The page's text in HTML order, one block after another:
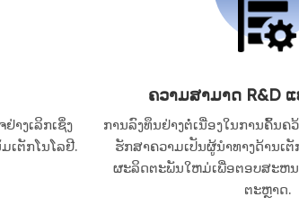
າງເລິກເຊິ່ງ
ເຕັກໂນໂລຢີ.
ຄວາມສາມາດ R&D
ການລົງທຶນຢ່າງຕໍ່ເນື່ອງໃນການຄົ້ນຄ
ຮັກສາຄວາມເປັນຜູ້ນໍາທາງດ້ານເ
ຜະລິດຕະພັນໃຫມ່ເພື່ອຕອບສະຫນ
ຕະຫຼາດ.